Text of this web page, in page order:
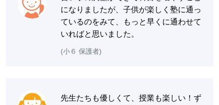
になりましたが、子供が楽しく塾に通っ
ているのをみて、もっと早くに通わせて
いればと思いました。
(小６ 保護者)
先生たちも優しくて、授業も楽しい！ず